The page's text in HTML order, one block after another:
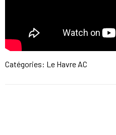
Catégories: Le Havre AC